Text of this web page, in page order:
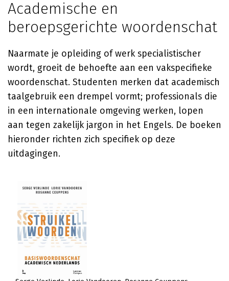
Academische en
beroepsgerichte woordenschat
Naarmate je opleiding of werk specialistischer
wordt, groeit de behoefte aan een vakspecifieke
woordenschat. Studenten merken dat academisch
taalgebruik een drempel vormt; professionals die
in een internationale omgeving werken, lopen
aan tegen zakelijk jargon in het Engels. De boeken
hieronder richten zich specifiek op deze
uitdagingen.